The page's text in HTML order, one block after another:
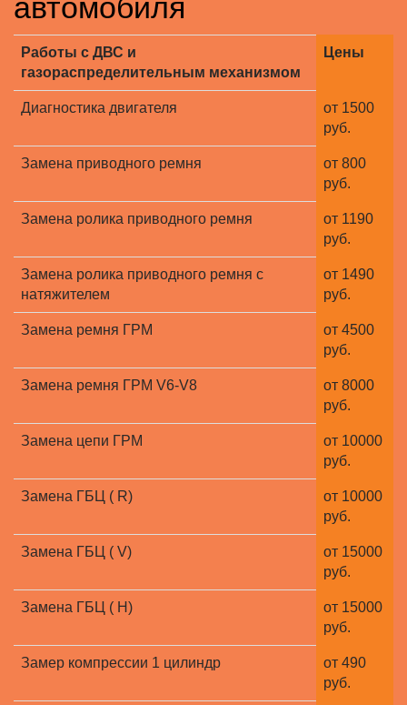
автомобиля
Работы с ДВС и
газораспределительным механизмом
Цены
Диагностика двигателя
от 1500
руб.
Замена приводного ремня
от 800
руб.
Замена ролика приводного ремня
от 1190
руб.
Замена ролика приводного ремня с
натяжителем
от 1490
руб.
Замена ремня ГРМ
от 4500
руб.
Замена ремня ГРМ V6-V8
от 8000
руб.
Замена цепи ГРМ
от 10000
руб.
Замена ГБЦ ( R)
от 10000
руб.
Замена ГБЦ ( V)
от 15000
руб.
Замена ГБЦ ( H)
от 15000
руб.
Замер компрессии 1 цилиндр
от 490
руб.